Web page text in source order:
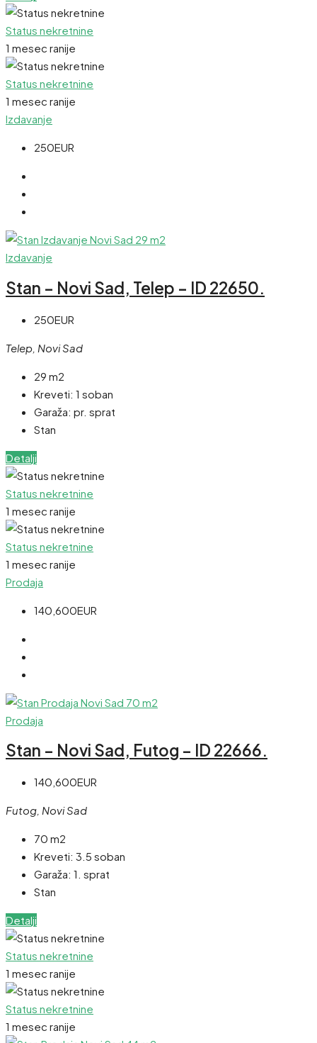
Status nekretnine
1 mesec ranije
Status nekretnine
1 mesec ranije
Izdavanje
250EUR
Izdavanje
Stan – Novi Sad, Telep – ID 22650.
250EUR
Telep, Novi Sad
29 m2
Kreveti: 1 soban
Garaža: pr. sprat
Stan
Detalji
Status nekretnine
1 mesec ranije
Status nekretnine
1 mesec ranije
Prodaja
140,600EUR
Prodaja
Stan – Novi Sad, Futog – ID 22666.
140,600EUR
Futog, Novi Sad
70 m2
Kreveti: 3.5 soban
Garaža: 1. sprat
Stan
Detalji
Status nekretnine
1 mesec ranije
Status nekretnine
1 mesec ranije